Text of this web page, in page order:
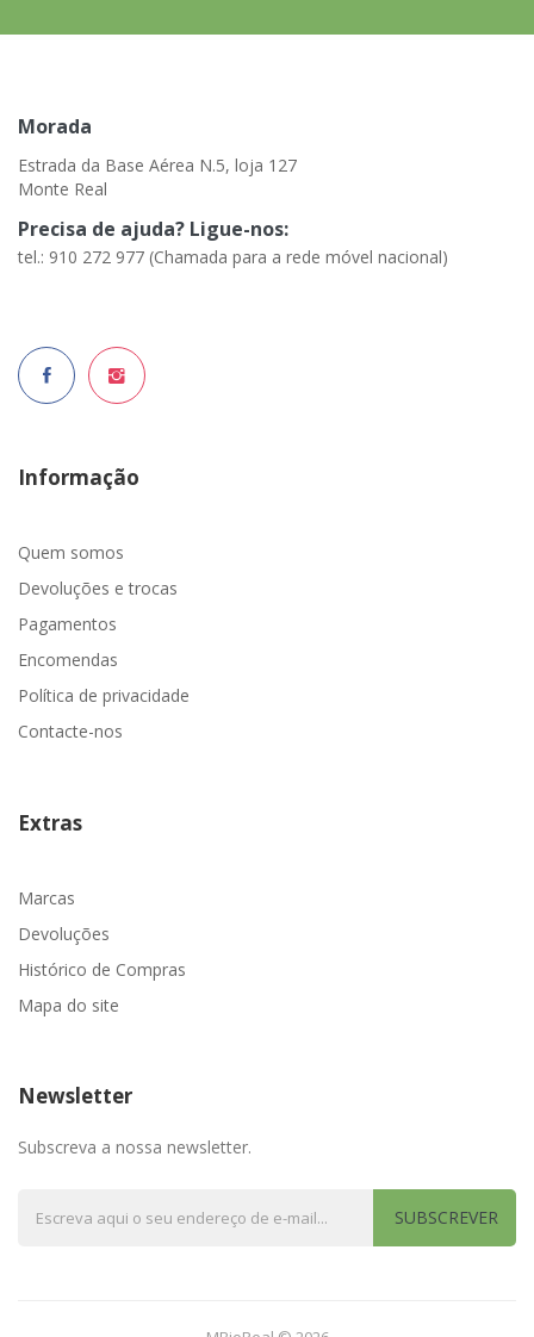
Morada
Estrada da Base Aérea N.5, loja 127
Monte Real
Precisa de ajuda? Ligue-nos:
tel.: 910 272 977 (Chamada para a rede móvel nacional)
Informação
Quem somos
Devoluções e trocas
Pagamentos
Encomendas
Política de privacidade
Contacte-nos
Extras
Marcas
Devoluções
Histórico de Compras
Mapa do site
Newsletter
Subscreva a nossa newsletter.
SUBSCREVER